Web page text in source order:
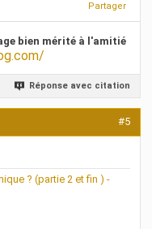
Partager
bien mérité à l'amitié
Réponse avec citation
#5
? (partie 2 et fin ) -